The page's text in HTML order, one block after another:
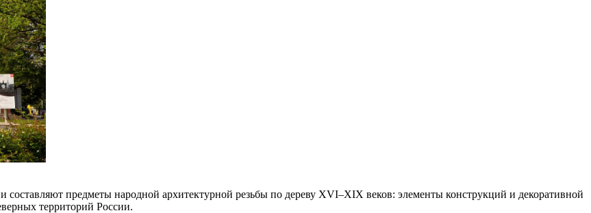
составляют предметы народной архитектурной резьбы по дереву XVI–XIX веков: элементы конструкций и декоративной
территорий России.